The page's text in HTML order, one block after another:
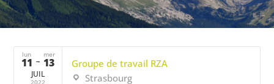
lun
11 →
mer
13
JUIL
2022
Groupe de travail RZA
Strasbourg